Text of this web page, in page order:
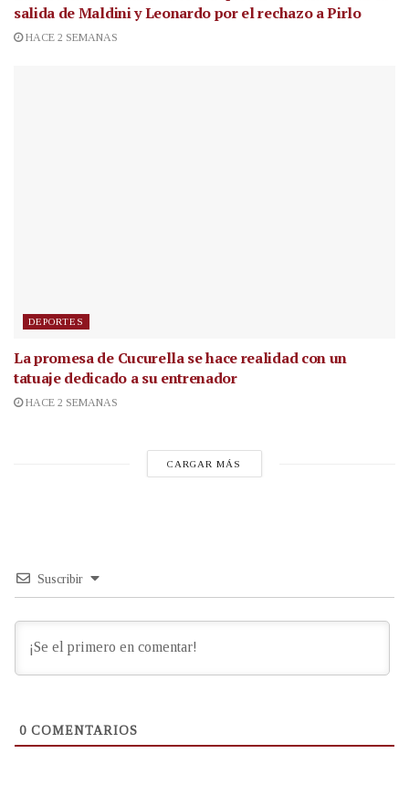
salida de Maldini y Leonardo por el rechazo a Pirlo
HACE 2 SEMANAS
DEPORTES
La promesa de Cucurella se hace realidad con un
tatuaje dedicado a su entrenador
HACE 2 SEMANAS
CARGAR MÁS
Suscribir
0 COMENTARIOS